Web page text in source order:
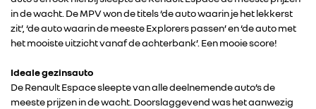
RENAULT GROUP
RENAULT
in de wacht. De MPV won de titels ‘de auto waarin je het lekkerst
zit’, ‘de auto waarin de meeste Explorers passen’ en ‘de auto met
het mooiste uitzicht vanaf de achterbank’. Een mooie score!
Ideale gezinsauto
De Renault Espace sleepte van alle deelnemende auto’s de
meeste prijzen in de wacht. Doorslaggevend was het aanwezig